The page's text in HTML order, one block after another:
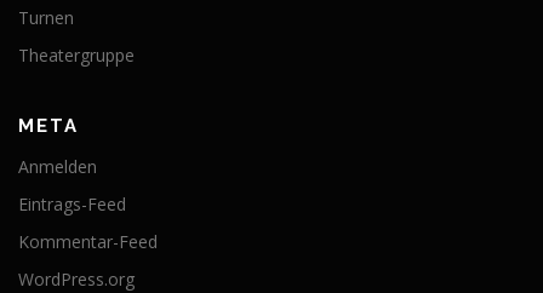
Turnen
Theatergruppe
META
Anmelden
Eintrags-Feed
Kommentar-Feed
WordPress.org